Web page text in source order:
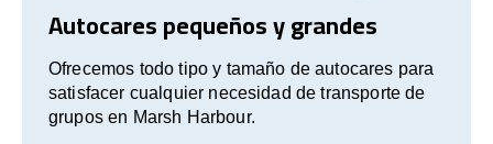
Autocares pequeños y grandes
Ofrecemos todo tipo y tamaño de autocares para
satisfacer cualquier necesidad de transporte de
grupos en Marsh Harbour.